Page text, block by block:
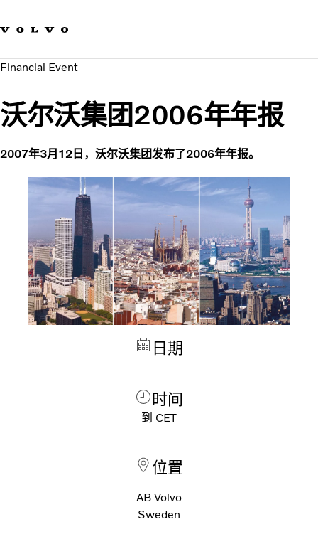
可持续发展
新闻与媒体
关于我们
Financial Event
沃尔沃集团2006年年报
2007年3月12日，沃尔沃集团发布了2006年年报。
日期
时间
到 CET
位置
AB Volvo
Sweden